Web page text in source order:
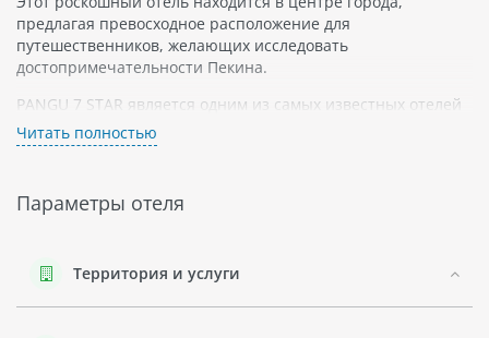
предлагая превосходное расположение для
путешественников, желающих исследовать
достопримечательности Пекина.
PANGU 7 STAR является одним из самых известных отелей
Китая и предлагает своим гостям первоклассные услуги и
удобства. Отель предлагает широкий выбор номеров,
каждом номере есть все необходимое для комфортного
Читать полностью
Параметры отеля
Территория и услуги